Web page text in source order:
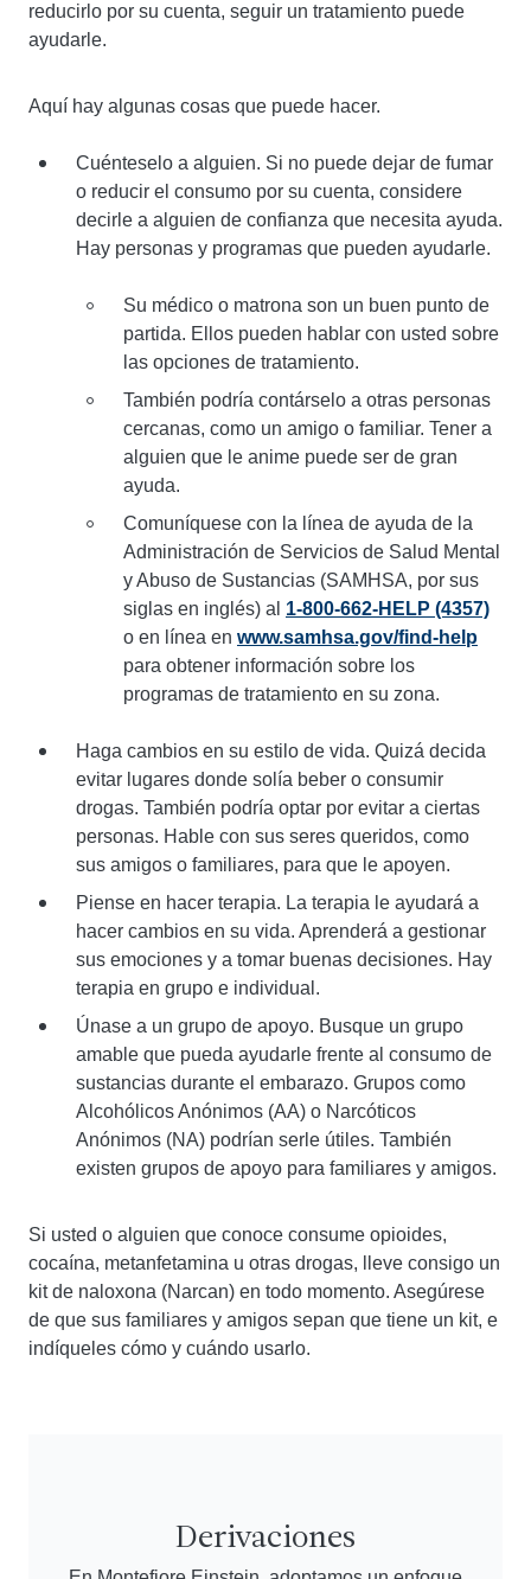
reducirlo por su cuenta, seguir un tratamiento puede
ayudarle.
Aquí hay algunas cosas que puede hacer.
Cuénteselo a alguien. Si no puede dejar de fumar
o reducir el consumo por su cuenta, considere
decirle a alguien de confianza que necesita ayuda.
Hay personas y programas que pueden ayudarle.
Su médico o matrona son un buen punto de
partida. Ellos pueden hablar con usted sobre
las opciones de tratamiento.
También podría contárselo a otras personas
cercanas, como un amigo o familiar. Tener a
alguien que le anime puede ser de gran
ayuda.
Comuníquese con la línea de ayuda de la
Administración de Servicios de Salud Mental
y Abuso de Sustancias (SAMHSA, por sus
siglas en inglés) al 1-800-662-HELP (4357)
o en línea en www.samhsa.gov/find-help
para obtener información sobre los
programas de tratamiento en su zona.
Haga cambios en su estilo de vida. Quizá decida
evitar lugares donde solía beber o consumir
drogas. También podría optar por evitar a ciertas
personas. Hable con sus seres queridos, como
sus amigos o familiares, para que le apoyen.
Piense en hacer terapia. La terapia le ayudará a
hacer cambios en su vida. Aprenderá a gestionar
sus emociones y a tomar buenas decisiones. Hay
terapia en grupo e individual.
Únase a un grupo de apoyo. Busque un grupo
amable que pueda ayudarle frente al consumo de
sustancias durante el embarazo. Grupos como
Alcohólicos Anónimos (AA) o Narcóticos
Anónimos (NA) podrían serle útiles. También
existen grupos de apoyo para familiares y amigos.
Si usted o alguien que conoce consume opioides,
cocaína, metanfetamina u otras drogas, lleve consigo un
kit de naloxona (Narcan) en todo momento. Asegúrese
de que sus familiares y amigos sepan que tiene un kit, e
indíqueles cómo y cuándo usarlo.
Derivaciones